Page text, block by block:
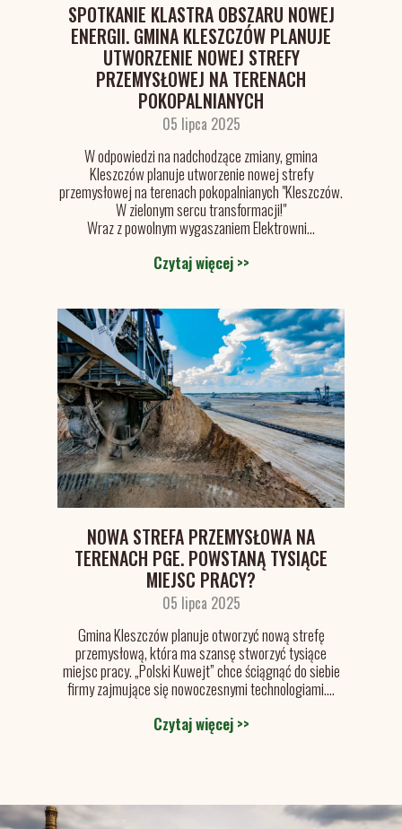
SPOTKANIE KLASTRA OBSZARU NOWEJ
ENERGII. GMINA KLESZCZÓW PLANUJE
UTWORZENIE NOWEJ STREFY
PRZEMYSŁOWEJ NA TERENACH
POKOPALNIANYCH
05 lipca 2025
W odpowiedzi na nadchodzące zmiany, gmina
Kleszczów planuje utworzenie nowej strefy
przemysłowej na terenach pokopalnianych "Kleszczów.
W zielonym sercu transformacji!"
Wraz z powolnym wygaszaniem Elektrowni...
Czytaj więcej >>
NOWA STREFA PRZEMYSŁOWA NA
TERENACH PGE. POWSTANĄ TYSIĄCE
MIEJSC PRACY?
05 lipca 2025
Gmina Kleszczów planuje otworzyć nową strefę
przemysłową, która ma szansę stworzyć tysiące
miejsc pracy. „Polski Kuwejt” chce ściągnąć do siebie
firmy zajmujące się nowoczesnymi technologiami....
Czytaj więcej >>